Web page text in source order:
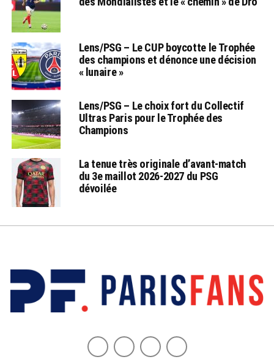
Lens/PSG – Le CUP boycotte le Trophée
des champions et dénonce une décision
« lunaire »
Lens/PSG – Le choix fort du Collectif
Ultras Paris pour le Trophée des
Champions
La tenue très originale d’avant-match
du 3e maillot 2026-2027 du PSG
dévoilée